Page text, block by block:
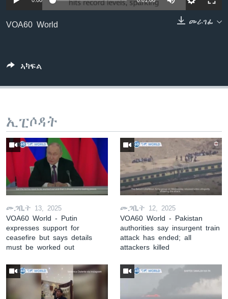
ቂሔ ጽልሚ
ቋንቋታት መራገፊ
VOA60 World
ኣካፍል
ኢፒሶዳት
መጋቢት 13, 2025
VOA60 World - Putin
expresses support for
ceasefire but says details
must be worked out
መጋቢት 12, 2025
VOA60 World - Pakistan
authorities say insurgent train
attack has ended; all
attackers killed